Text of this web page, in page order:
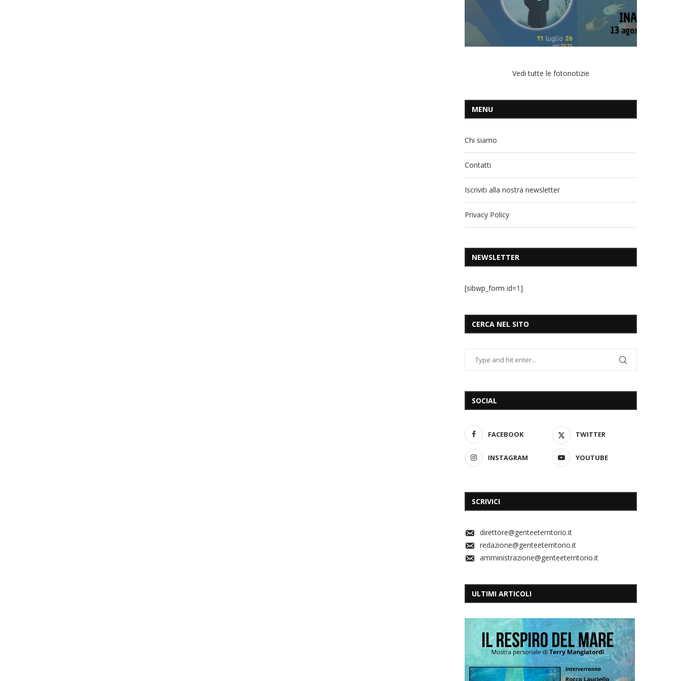
Vedi tutte le fotonotizie
MENU
Chi siamo
Contatti
Iscriviti alla nostra newsletter
Privacy Policy
NEWSLETTER
[sibwp_form id=1]
CERCA NEL SITO
SOCIAL
FACEBOOK TWITTER
INSTAGRAM YOUTUBE
SCRIVICI
direttore@genteeterritorio.it
redazione@genteeterritorio.it
amministrazione@genteeterritorio.it
ULTIMI ARTICOLI